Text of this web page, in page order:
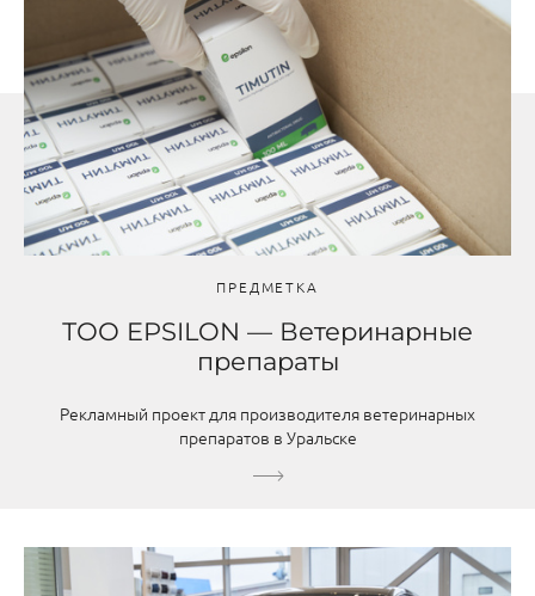
ПРЕДМЕТКА
ТОО EPSILON — Ветеринарные
препараты
Рекламный проект для производителя ветеринарных
препаратов в Уральске